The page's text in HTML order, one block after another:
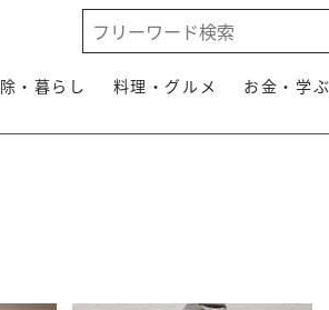
・暮らし 料理・グルメ お金・学ぶ